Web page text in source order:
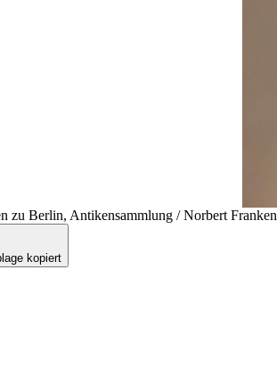
zu Berlin, Antikensammlung / Norbert Franken
kopiert